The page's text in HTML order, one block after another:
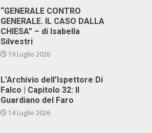
“GENERALE CONTRO
GENERALE. IL CASO DALLA
CHIESA” – di Isabella
Silvestri
19 Luglio 2026
L’Archivio dell’Ispettore Di
Falco | Capitolo 32: Il
Guardiano del Faro
14 Luglio 2026